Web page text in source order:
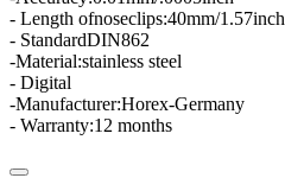
- Length ofnoseclips:40mm/1.57inch
- StandardDIN862
-Material:stainless steel
- Digital
-Manufacturer:Horex-Germany
- Warranty:12 months